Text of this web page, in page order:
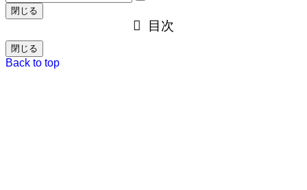
閉じる
目次
閉じる
Back to top